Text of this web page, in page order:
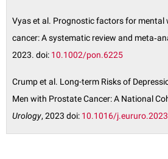
Vyas et al. Prognostic factors for mental
cancer: A systematic review and
2023. doi: 10.1002/pon.6225
Crump et al. Long-term Risks of
Men with Prostate Cancer: A National
Urology, 2023 doi: 10.1016/